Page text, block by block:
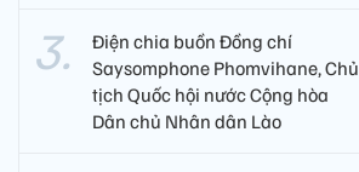
Điện chia buồn Đồng chí
Saysomphone Phomvihane, Chủ
tịch Quốc hội nước Cộng hòa
Dân chủ Nhân dân Lào